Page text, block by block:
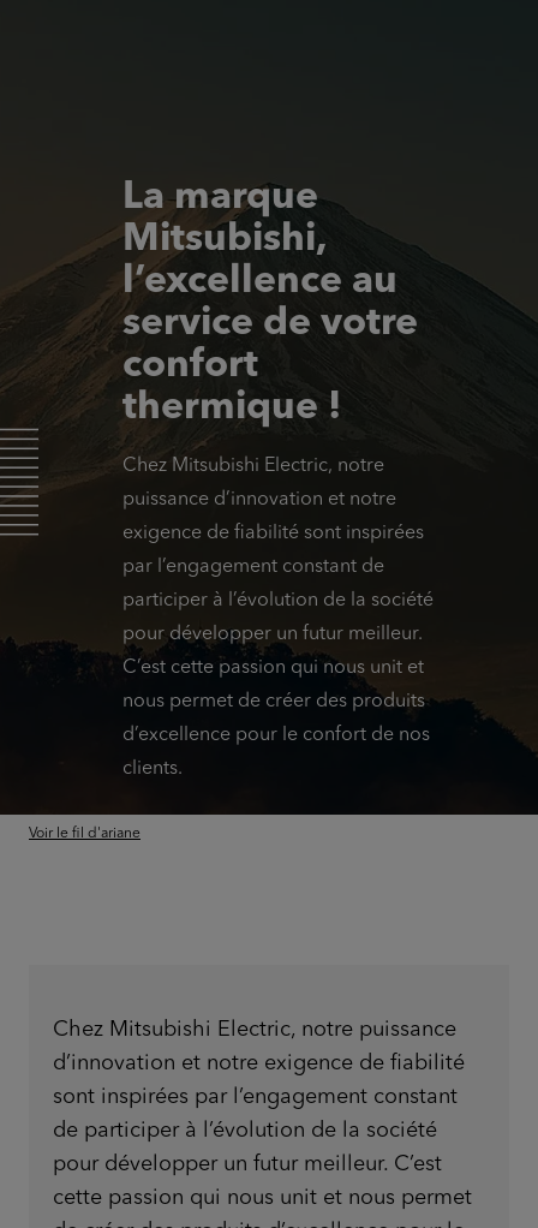
La marque
Mitsubishi,
l’excellence au
service de votre
confort
thermique !
Chez Mitsubishi Electric, notre
puissance d’innovation et notre
exigence de fiabilité sont inspirées
par l’engagement constant de
participer à l’évolution de la société
pour développer un futur meilleur.
C’est cette passion qui nous unit et
nous permet de créer des produits
d’excellence pour le confort de nos
clients.
Voir le fil d'ariane
Chez Mitsubishi Electric, notre puissance
d’innovation et notre exigence de fiabilité
sont inspirées par l’engagement constant
de participer à l’évolution de la société
pour développer un futur meilleur. C’est
cette passion qui nous unit et nous permet